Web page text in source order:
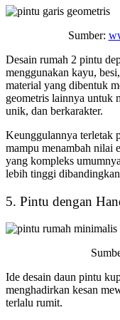
Sumber:
Desain rumah 2 pintu
menggunakan kayu,
material yang dibentuk
geometris lainnya untuk
unik, dan berkarakter.
Keunggulannya terletak
mampu menambah nilai
yang kompleks
lebih tinggi
5. Pintu dengan
Ide desain daun pintu
menghadirkan kesan
terlalu rumit.